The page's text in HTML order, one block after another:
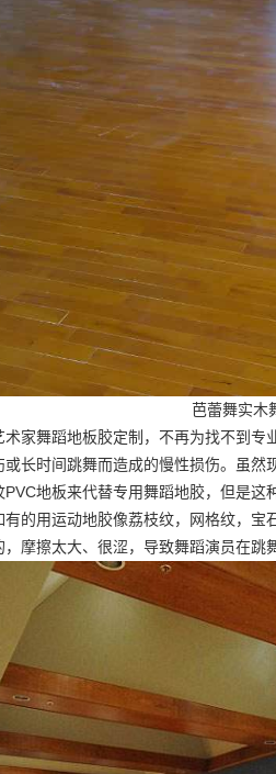
芭蕾舞实木
术家舞蹈地板胶定制 ，不再为找不到专
长时间跳舞而造成的慢性损伤。虽
地板来代替专用舞蹈地胶，但是这
的用运动地胶像荔枝纹，网格纹，
摩擦太大、很涩，导致舞蹈演员在跳